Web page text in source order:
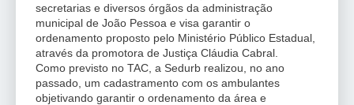
secretarias e diversos órgãos da administração
municipal de João Pessoa e visa garantir o
ordenamento proposto pelo Ministério Público Estadual,
através da promotora de Justiça Cláudia Cabral.
Como previsto no TAC, a Sedurb realizou, no ano
passado, um cadastramento com os ambulantes
objetivando garantir o ordenamento da área e